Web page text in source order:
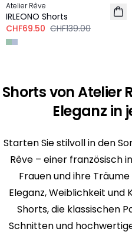
Atelier Rêve
IRLEONO Shorts
CHF69.50 CHF139.00
Shorts von Atelier
Eleganz in
Starten Sie stilvoll in den
Rêve – einer französisch
Frauen und ihre
Eleganz, Weiblichkeit
Shorts, die klassischen
Schnitten und